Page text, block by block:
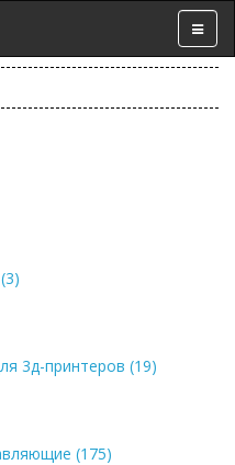
3д-принтеров (19)
(175)